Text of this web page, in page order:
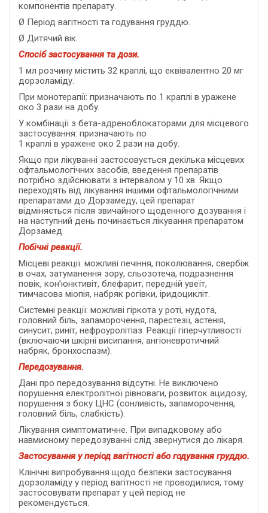
компонентів препарату.
Ø Період вагітності та годування груддю.
Ø Дитячий вік.
Спосіб застосування та дози.
1 мл розчину містить 32 краплі, що еквівалентно 20 мг
дорзоламіду.
При монотерапії: призначають по 1 краплі в уражене
око 3 рази на добу.
У комбінації з бета-адреноблокаторами для місцевого
застосування: призначають по
1 краплі в уражене око 2 рази на добу.
Якщо при лікуванні застосовується декілька місцевих
офтальмологічних засобів, введення препаратів
потрібно здійснювати з інтервалом у 10 хв. Якщо
переходять від лікування іншими офтальмологічними
препаратами до Дорзамеду, цей препарат
відміняється після звичайного щоденного дозування і
на наступний день починається лікування препаратом
Дорзамед.
Побічні реакції.
Місцеві реакції: можливі печіння, поколювання, свербіж
в очах, затуманення зору, сльозотеча, подразнення
повік, кон’юнктивіт, блефарит, передній увеїт,
тимчасова міопія, набряк рогівки, іридоцикліт.
Системні реакції: можливі гіркота у роті, нудота,
головний біль, запаморочення, парестезії, астенія,
синусит, риніт, нефроуролітіаз. Реакції гіперчутливості
(включаючи шкірні висипання, ангіоневротичний
набряк, бронхоспазм).
Передозування.
Дані про передозування відсутні. Не виключено
порушення електролітної рівноваги, розвиток ацидозу,
порушення з боку ЦНС (сонливість, запаморочення,
головний біль, слабкість).
Лікування симптоматичне. При випадковому або
навмисному передозуванні слід звернутися до лікаря.
Застосування у період вагітності або годування груддю.
Клінічні випробування щодо безпеки застосування
дорзоламіду у період вагітності не проводилися, тому
застосовувати препарат у цей період не
рекомендується.